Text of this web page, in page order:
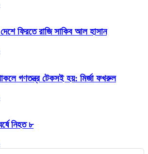
ফিরতে রাজি সাকিব আল হাসান
গণতন্ত্র টেকসই হয়: মির্জা ফখরুল
নিহত ৮